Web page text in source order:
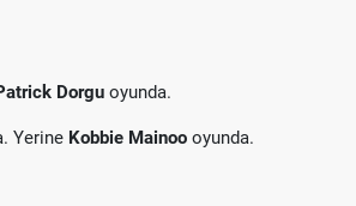
Dorgu oyunda.
Yerine Kobbie Mainoo oyunda.